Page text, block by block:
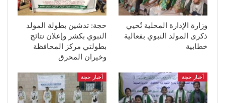
وزارة الإدارة المحلية تُحيي
ذكرى المولد النبوي بفعالية
خطابية
حجة: تدشين بطولة المولد
النبوي بكشر وإعلان نتائج
بطولتي مركز المحافظة
وخيران المحرق
أخبار حجة أخبار حجة